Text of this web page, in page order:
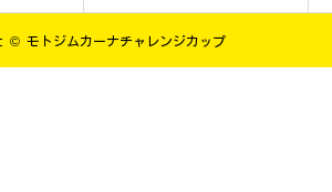
© モトジムカーナチャレンジカップ